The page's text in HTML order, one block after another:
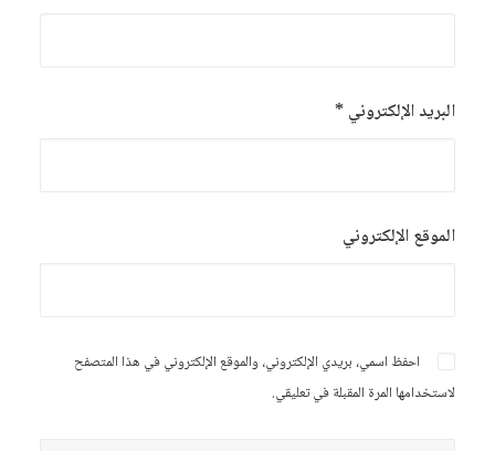
البريد الإلكتروني*
الموقع الإلكتروني
احفظ اسمي، بريدي الإلكتروني، والموقع الإلكتروني في هذا المتصفح
لاستخدامها المرة المقبلة في تعليقي.